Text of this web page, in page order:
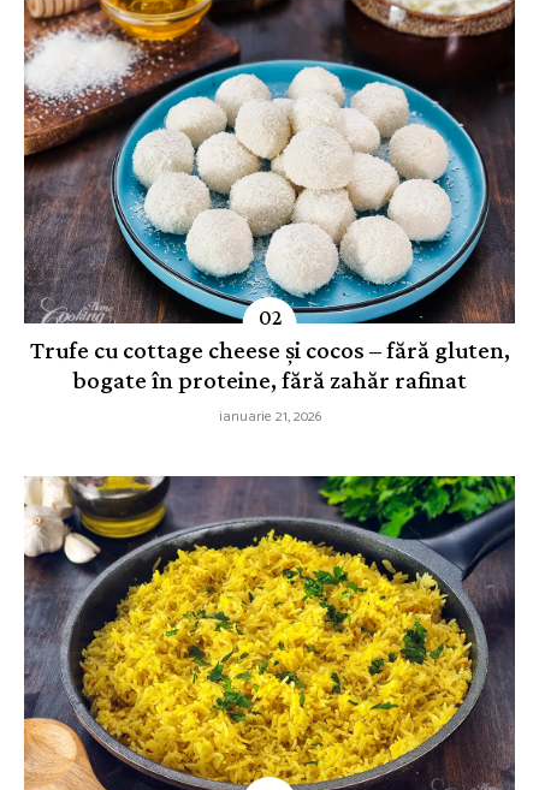
Trufe cu cottage cheese și cocos – fără gluten,
bogate în proteine, fără zahăr rafinat
ianuarie 21, 2026